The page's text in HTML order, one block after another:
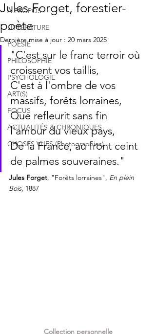
À PROPOS
LITTÉRATURE
POÉSIE
PHILOSOPHIE
PSYCHOLOGIE
ART(S)
FOCUS
ACTUALITÉS & CHRONIQUES
CHOSES VUES (Photographies)
Jules Forget, forestier-
poète
Dernière mise à jour : 20 mars 2025
"C'est sur le franc terroir où
croissent vos taillis,
C'est à l'ombre de vos
massifs, forêts lorraines,
Que refleurit sans fin
l'amour du vieux pays,
De la France, au front ceint
de palmes souveraines."
Jules Forget, "Forêts lorraines", En plein
Bois, 1887
Collection personnelle